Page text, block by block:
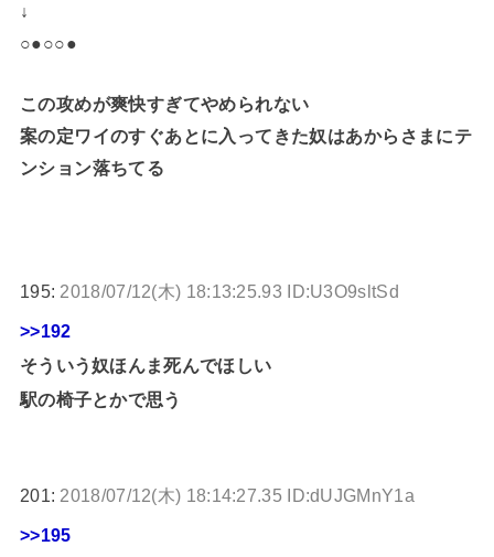
↓
○●○○●
この攻めが爽快すぎてやめられない
案の定ワイのすぐあとに入ってきた奴はあからさまにテ
ンション落ちてる
195: 2018/07/12(木) 18:13:25.93 ID:U3O9sltSd
>>192
そういう奴ほんま死んでほしい
駅の椅子とかで思う
201: 2018/07/12(木) 18:14:27.35 ID:dUJGMnY1a
>>195